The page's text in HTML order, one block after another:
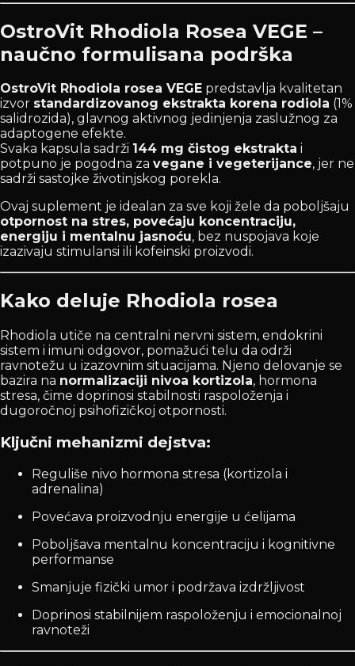
OstroVit Rhodiola Rosea VEGE –
naučno formulisana podrška
OstroVit Rhodiola rosea VEGE predstavlja kvalitetan
izvor standardizovanog ekstrakta korena rodiola (1%
salidrozida), glavnog aktivnog jedinjenja zaslužnog za
adaptogene efekte.
Svaka kapsula sadrži 144 mg čistog ekstrakta i
potpuno je pogodna za vegane i vegeterijance, jer ne
sadrži sastojke životinjskog porekla.
Ovaj suplement je idealan za sve koji žele da poboljšaju
otpornost na stres, povećaju koncentraciju,
energiju i mentalnu jasnoću, bez nuspojava koje
izazivaju stimulansi ili kofeinski proizvodi.
Kako deluje Rhodiola rosea
Rhodiola utiče na centralni nervni sistem, endokrini
sistem i imuni odgovor, pomažući telu da održi
ravnotežu u izazovnim situacijama. Njeno delovanje se
bazira na normalizaciji nivoa kortizola, hormona
stresa, čime doprinosi stabilnosti raspoloženja i
dugoročnoj psihofizičkoj otpornosti.
Ključni mehanizmi dejstva:
Reguliše nivo hormona stresa (kortizola i
adrenalina)
Povećava proizvodnju energije u ćelijama
Poboljšava mentalnu koncentraciju i kognitivne
performanse
Smanjuje fizički umor i podržava izdržljivost
Doprinosi stabilnijem raspoloženju i emocionalnoj
ravnoteži